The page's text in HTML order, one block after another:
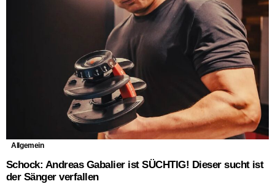
Allgemein
Schock: Andreas Gabalier ist SÜCHTIG! Dieser sucht ist
der Sänger verfallen